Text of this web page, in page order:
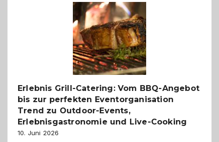
–
die
Gelegenheit,
neue
Reiseziele
zu
entdecken
Erlebnis Grill-Catering: Vom BBQ-Angebot
bis zur perfekten Eventorganisation
Trend zu Outdoor-Events,
Erlebnisgastronomie und Live-Cooking
10. Juni 2026